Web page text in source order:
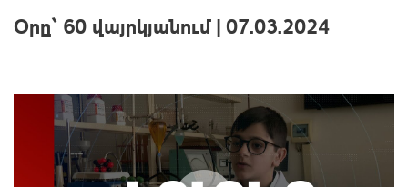
Օրը՝ 60 վայրկյանում | 07.03.2024